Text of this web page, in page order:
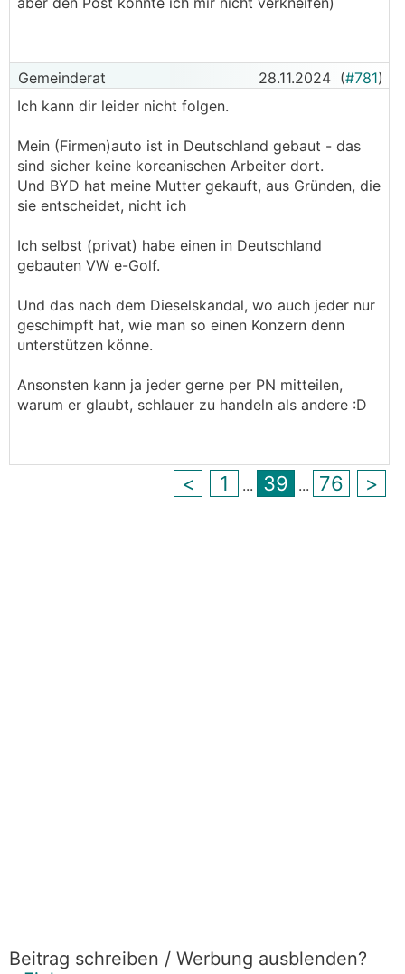
Gemeinderat 28.11.2024 (#781)
Ich kann dir leider nicht folgen.
Mein (Firmen)auto ist in Deutschland gebaut - das
sind sicher keine koreanischen Arbeiter dort.
Und BYD hat meine Mutter gekauft, aus Gründen, die
sie entscheidet, nicht ich
Ich selbst (privat) habe einen in Deutschland
gebauten VW e-Golf.
Und das nach dem Dieselskandal, wo auch jeder nur
geschimpft hat, wie man so einen Konzern denn
unterstützen könne.
Ansonsten kann ja jeder gerne per PN mitteilen,
warum er glaubt, schlauer zu handeln als andere :D
< 1 ... 39 ... 76 >
Beitrag schreiben / Werbung ausblenden?